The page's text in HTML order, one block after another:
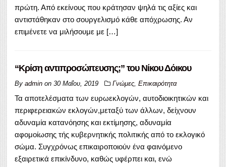
πρώτη. Από εκείνους που κράτησαν ψηλά τις αξίες και
αντιστάθηκαν στο σουργελισμό κάθε απόχρωσης. Αν
επιμένετε να μιλήσουμε με […]
“Κρίση αντιπροσώπευσης;” του Νίκου Δόικου
By admin on 30 Μαΐου, 2019 Γνώμες Επικαιρότητα
Τα αποτελέσματα των ευρωεκλογών, αυτοδιοικητικών και
περιφερειακών εκλογών,μεταξύ των άλλων, δείχνουν
αδυναμία κατανόησης και εκτίμησης, αδυναμία
αφομοίωσης τής κυβερνητικής πολιτικής από το εκλογικό
σώμα. Συγχρόνως επικαιροποιούν ένα φαινόμενο
εξαιρετικά επικίνδυνο, καθώς υφέρπει και, ενώ